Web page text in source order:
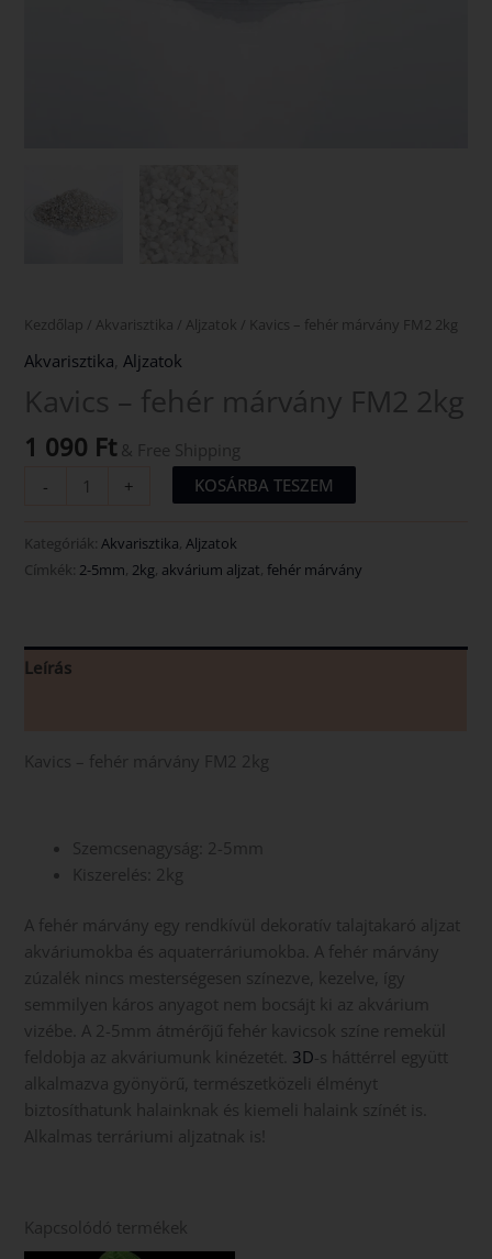
Kezdőlap / Akvarisztika / Aljzatok / Kavics – fehér márvány FM2 2kg
Akvarisztika Aljzatok
Kavics – fehér márvány FM2 2kg
1 090 Ft & Free Shipping
-
+ KOSÁRBA TESZEM
Kategóriák:Akvarisztika,Aljzatok
Címkék: 2-5mm, 2kg, akvárium aljzat,fehér márvány
Leírás
Kavics – fehér márvány FM2 2kg
Szemcsenagyság: 2-5mm
Kiszerelés: 2kg
A fehér márvány egy rendkívül dekoratív talajtakaró aljzat
akváriumokba és aquaterráriumokba. A fehér márvány
zúzalék nincs mesterségesen színezve, kezelve, így
semmilyen káros anyagot nem bocsájt ki az akvárium
vizébe. A 2-5mm átmérőjű fehér kavicsok színe remekül
feldobja az akváriumunk kinézetét. 3D-s háttérrel együtt
alkalmazva gyönyörű, természetközeli élményt
biztosíthatunk halainknak és kiemeli halaink színét is.
Alkalmas terráriumi aljzatnak is!
Kapcsolódó termékek